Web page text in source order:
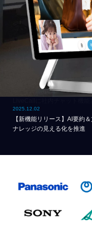
2025.12.02
【新機能リリース】AI要約
ナレッジの見える化を推進